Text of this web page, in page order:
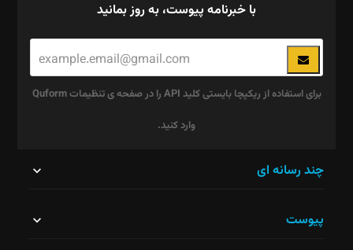
با خبرنامه پیوست، به روز بمانید
برای استفاده از ریکپچا بایستی کلید API را در صفحه ی تنظیمات Quform
وارد کنید.
نباید
چند رسانه ای
پیوست